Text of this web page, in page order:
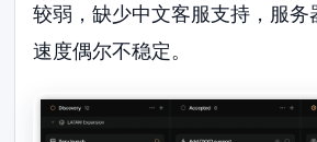
较弱，缺少中文客服支持，服务
速度偶尔不稳定。